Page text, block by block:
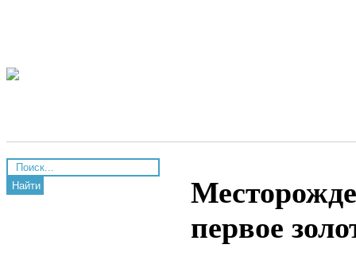
Найти
первое